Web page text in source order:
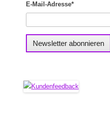
E-Mail-Adresse*